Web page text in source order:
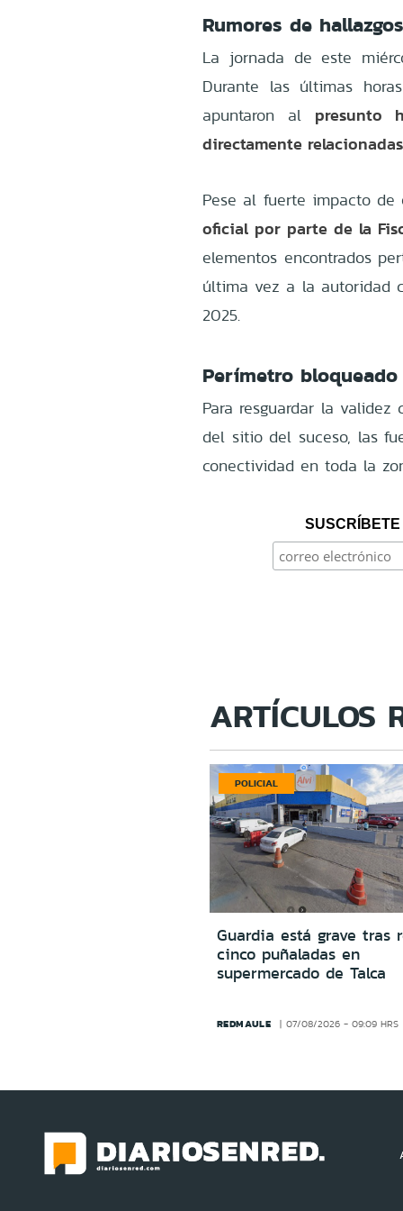
Rumores de
La jornada de este
Durante las últimas
apuntaron al presunto
directamente
Pese al fuerte impacto de
oficial por parte de la
elementos encontrados
última vez a la autoridad
2025.
Perímetro
Para resguardar la
del sitio del suceso, las
conectividad en toda la
ARTÍCULOS
POLICIAL
Guardia está grave tras
cinco puñaladas en
supermercado de Talca
REDMAULE 07/08/2026 - 09:09 HRS